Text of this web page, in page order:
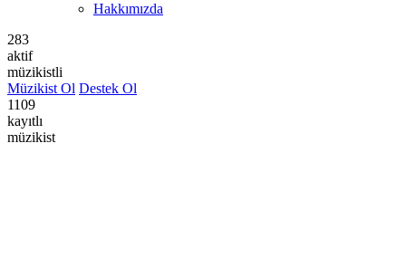
Hakkımızda
283
aktif
müzikistli
Müzikist Ol Destek Ol
1109
kayıtlı
müzikist